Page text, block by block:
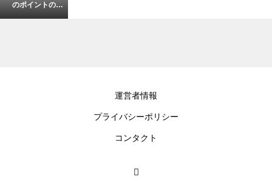
のポイントの呼
称！ラブやフィ
運営者情報
プライバシーポリシー
コンタクト